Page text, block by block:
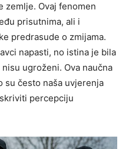
zemlje. Ovaj fenomen
prisutnima, ali i
predrasude o zmijama.
napasti, no istina je bila
ugroženi. Ova naučna
su često naša uvjerenja
percepciju